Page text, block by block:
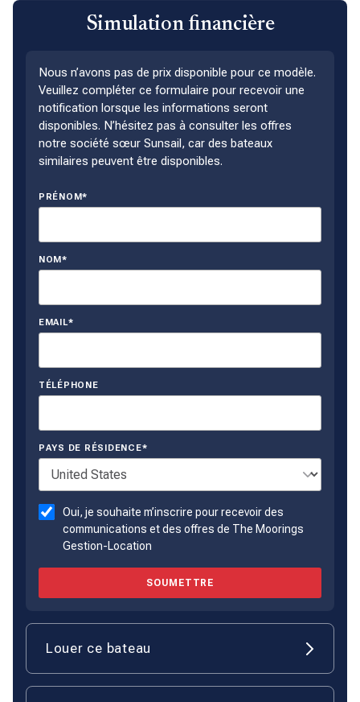
Simulation financière
Nous n’avons pas de prix disponible pour ce modèle.
Veuillez compléter ce formulaire pour recevoir une
notification lorsque les informations seront
disponibles. N’hésitez pas à consulter les offres
notre société sœur Sunsail, car des bateaux
similaires peuvent être disponibles.
PRÉNOM*
NOM*
EMAIL*
TÉLÉPHONE
PAYS DE RÉSIDENCE*
Oui, je souhaite m’inscrire pour recevoir des
communications et des offres de The Moorings
Gestion-Location
SOUMETTRE
Louer ce bateau